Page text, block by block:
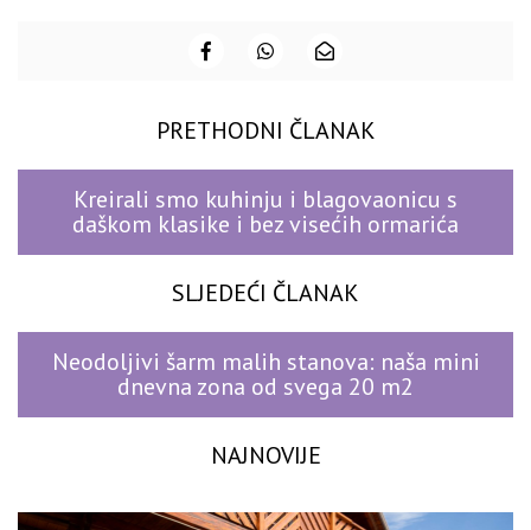
PRETHODNI ČLANAK
Kreirali smo kuhinju i blagovaonicu s
daškom klasike i bez visećih ormarića
SLJEDEĆI ČLANAK
Neodoljivi šarm malih stanova: naša mini
dnevna zona od svega 20 m2
NAJNOVIJE